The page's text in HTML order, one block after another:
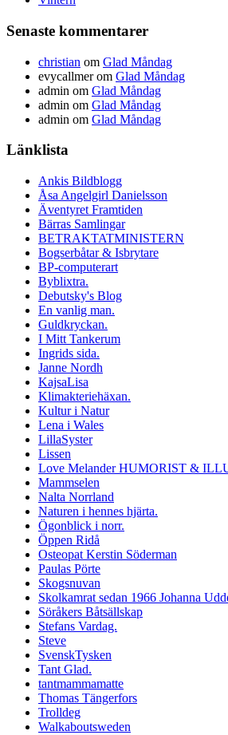
Senaste kommentarer
christian om Glad Måndag
evycallmerom Glad Måndag
admin om Glad Måndag
admin om Glad Måndag
admin om Glad Måndag
Länklista
Ankis Bildblogg
Åsa Angelgirl Danielsson
Äventyret Framtiden
Bärras Samlingar
BETRAKTATMINISTERN
Bogserbåtar & Isbrytare
BP-computerart
Byblixtra.
Debutsky's Blog
En vanlig man.
Guldkryckan.
I Mitt Tankerum
Ingrids sida.
Janne Nordh
KajsaLisa
Klimakteriehäxan.
Kultur i Natur
Lena i Wales
LillaSyster
Lissen
Love Melander HUMORIST &
Mammselen
Nalta Norrland
Naturen i hennes hjärta.
Ögonblick i norr.
Öppen Ridå
Osteopat Kerstin Söderman
Paulas Pörte
Skogsnuvan
Skolkamrat sedan 1966 Johanna
Söråkers Båtsällskap
Stefans Vardag.
Steve
SvenskTysken
Tant Glad.
tantmammamatte
Thomas Tängerfors
Trolldeg
Walkaboutsweden